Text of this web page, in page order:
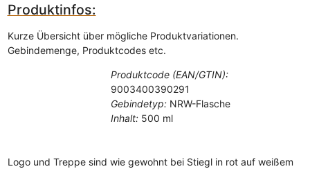
Produktinfos:
Kurze Übersicht über mögliche Produktvariationen.
Gebindemenge, Produktcodes etc.
Produktcode (EAN/GTIN):
9003400390291
Gebindetyp: NRW-Flasche
Inhalt:500 ml
Logo und Treppe sind wie gewohnt bei Stiegl in rot auf weißem